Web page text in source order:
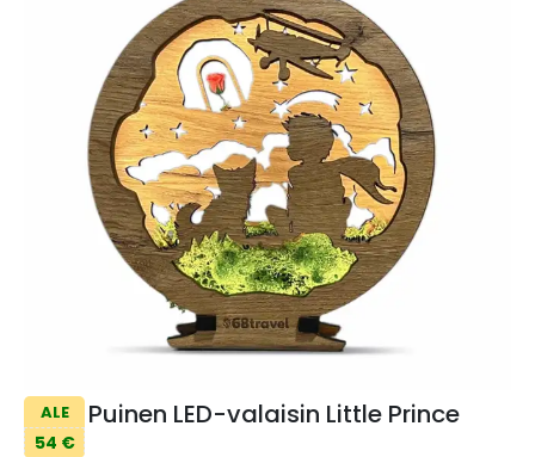
ALE
54 €
Puinen LED-valaisin Little Prince